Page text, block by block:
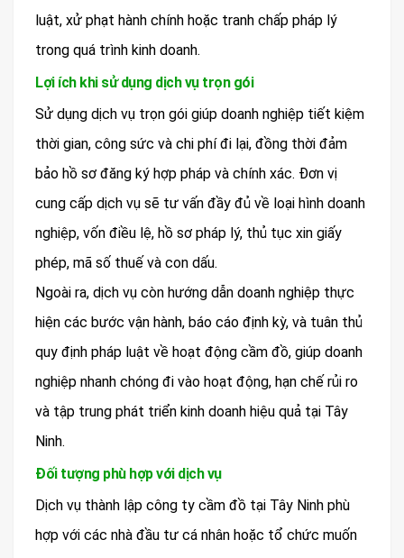
luật, xử phạt hành chính hoặc tranh chấp pháp lý
trong quá trình kinh doanh.
Lợi ích khi sử dụng dịch vụ trọn gói
Sử dụng dịch vụ trọn gói giúp doanh nghiệp tiết kiệm
thời gian, công sức và chi phí đi lại, đồng thời đảm
bảo hồ sơ đăng ký hợp pháp và chính xác. Đơn vị
cung cấp dịch vụ sẽ tư vấn đầy đủ về loại hình doanh
nghiệp, vốn điều lệ, hồ sơ pháp lý, thủ tục xin giấy
phép, mã số thuế và con dấu.
Ngoài ra, dịch vụ còn hướng dẫn doanh nghiệp thực
hiện các bước vận hành, báo cáo định kỳ, và tuân thủ
quy định pháp luật về hoạt động cầm đồ, giúp doanh
nghiệp nhanh chóng đi vào hoạt động, hạn chế rủi ro
và tập trung phát triển kinh doanh hiệu quả tại Tây
Ninh.
Đối tượng phù hợp với dịch vụ
Dịch vụ thành lập công ty cầm đồ tại Tây Ninh phù
hợp với các nhà đầu tư cá nhân hoặc tổ chức muốn